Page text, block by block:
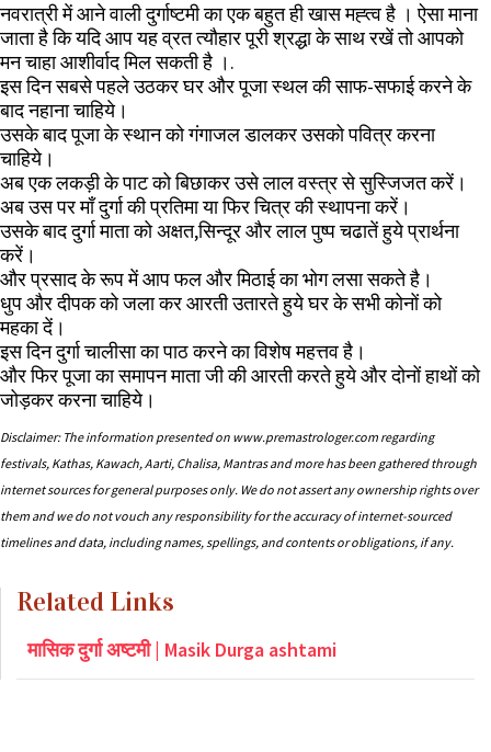
नवरात्री में आने वाली दुर्गाष्टमी का एक बहुत ही खास मह्त्व है । ऐसा माना
जाता है कि यदि आप यह व्रत त्यौहार पूरी श्रद्धा के साथ रखें तो आपको
मन चाहा आशीर्वाद मिल सकती है ।.
इस दिन सबसे पहले उठकर घर और पूजा स्थल की साफ-सफाई करने के
बाद नहाना चाहिये।
उसके बाद पूजा के स्थान को गंगाजल डालकर उसको पवित्र करना
चाहिये।
अब एक लकड़ी के पाट को बिछाकर उसे लाल वस्त्र से सुस्जिजत करें।
अब उस पर माँ दुर्गा की प्रतिमा या फिर चित्र की स्थापना करें।
उसके बाद दुर्गा माता को अक्षत,सिन्दूर और लाल पुष्प चढातें हुये प्रार्थना
करें।
और प्रसाद के रूप में आप फल और मिठाई का भोग लसा सकते है।
धुप और दीपक को जला कर आरती उतारते हुये घर के सभी कोनों को
महका दें।
इस दिन दुर्गा चालीसा का पाठ करने का विशेष महत्तव है।
और फिर पूजा का समापन माता जी की आरती करते हुये और दोनों हाथों को
जोड़कर करना चाहिये।
Disclaimer: The information presented on www.premastrologer.com regarding
festivals, Kathas, Kawach, Aarti, Chalisa, Mantras and more has been gathered through
internet sources for general purposes only. We do not assert any ownership rights over
them and we do not vouch any responsibility for the accuracy of internet-sourced
timelines and data, including names, spellings, and contents or obligations, if any.
Related Links
मासिक दुर्गा अष्टमी | Masik Durga ashtami